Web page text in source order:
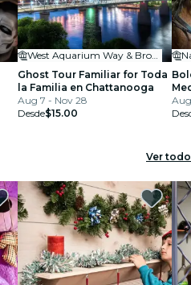
West Aquarium Way & Broad Street
Ghost Tour Familiar for Toda
la Familia en Chattanooga
Aug 7 - Nov 28
Desde$15.00
Ver todo